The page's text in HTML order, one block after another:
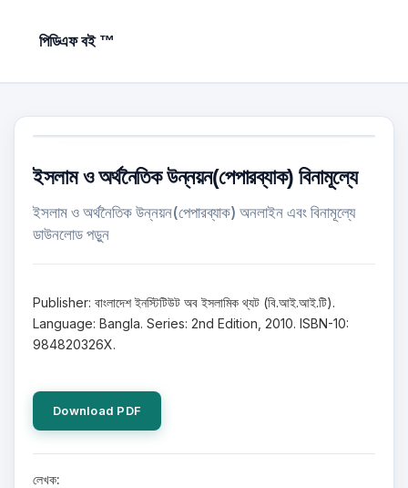
পিডিএফ বই ™
ইসলাম ও অর্থনৈতিক উন্নয়ন(পেপারব্যাক) বিনামূল্যে
ইসলাম ও অর্থনৈতিক উন্নয়ন(পেপারব্যাক) অনলাইন এবং বিনামূল্যে
ডাউনলোড পড়ুন
Publisher: বাংলাদেশ ইনস্টিটিউট অব ইসলামিক থ্যট (বি.আই.আই.টি).
Language: Bangla. Series: 2nd Edition, 2010. ISBN-10:
984820326X.
Download PDF
লেখক: